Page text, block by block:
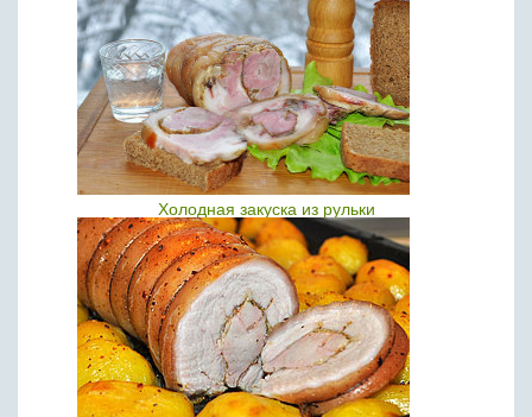
Холодная закуска из рульки